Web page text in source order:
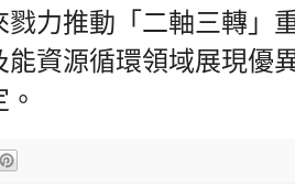
力推動「二軸三轉」
資源循環領域展現優